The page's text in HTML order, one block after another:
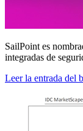
SailPoint es
integradas de
Leer la entrada del